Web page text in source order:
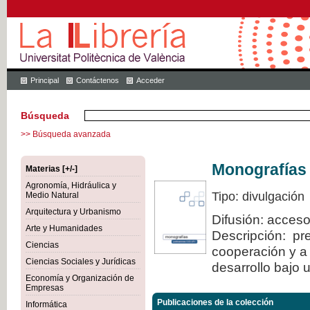
Principal Contáctenos Acceder
Búsqueda
>> Búsqueda avanzada
Materias [+/-]
Agronomía, Hidráulica y
Medio Natural
Arquitectura y Urbanismo
Arte y Humanidades
Ciencias
Ciencias Sociales y Jurídicas
Economía y Organización de
Empresas
Informática
Tipo: divulgación
Difusión:
Descripción:
cooperación y
desarrollo bajo
Publicaciones de la colección